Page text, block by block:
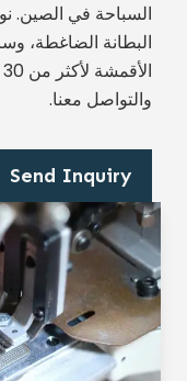
السباحة في الصين.
البطانة الضاغطة،
والتواصل معنا.
Send Inquiry